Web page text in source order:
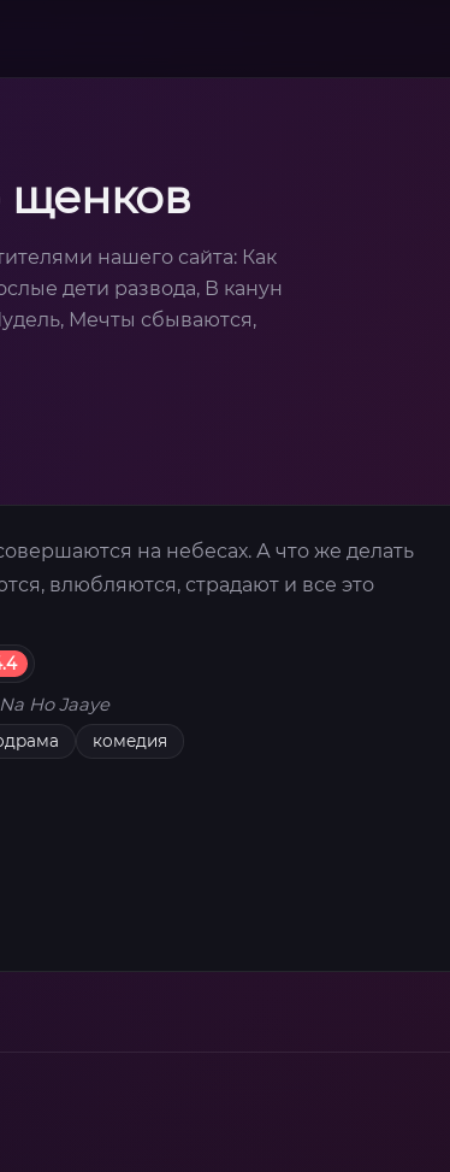
щенков
нашего сайта: Как
дети развода, В канун
Мечты сбываются,
на небесах. А что же делать
влюбляются, страдают и все это
Ho Jaaye
комедия